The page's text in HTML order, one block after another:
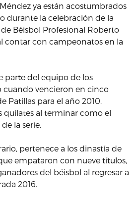
ya están acostumbrados
durante la celebración de la
Béisbol Profesional Roberto
contar con campeonatos en la
parte del equipo de los
cuando vencieron en cinco
Patillas para el año 2010.
quilates al terminar como el
la serie.
pertenece a los dinastía de
empataron con nueve títulos,
del béisbol al regresar a
2016.